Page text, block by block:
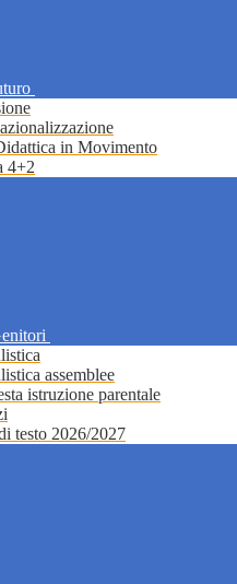
in Movimento
4+2
assemblee
istruzione parentale
testo 2026/2027